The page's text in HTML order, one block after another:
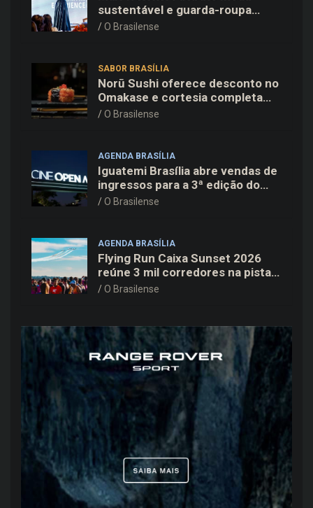
sustentável e guarda-roupa
inteligente no ParkShopping
O Brasilense
SABOR BRASÍLIA
Norū Sushi oferece desconto no
Omakase e cortesia completa
para os pais neste domingo
O Brasilense
AGENDA BRASÍLIA
Iguatemi Brasília abre vendas de
ingressos para a 3ª edição do
Cine Open Air
O Brasilense
AGENDA BRASÍLIA
Flying Run Caixa Sunset 2026
reúne 3 mil corredores na pista
do Aeroporto de Brasília neste
O Brasilense